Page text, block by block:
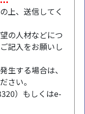
上、送信してく
の人材などにつ
記入をお願いし
生する場合は、
さい。
）もしくはe-